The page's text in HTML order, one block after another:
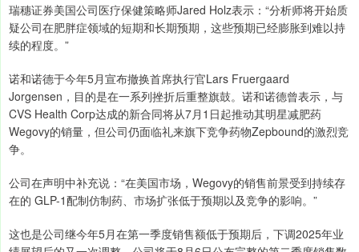
瑞穗证券美国公司医疗保健策略师Jared Holz表示：“分析师将开始质
疑公司在肥胖症领域的短期和长期预期，这些预期已经膨胀到难以持
续的程度。”
诺和诺德于今年5月宣布撤换首席执行官Lars Fruergaard
Jorgensen，目的是在一系列挫折后重整旗鼓。诺和诺德曾表示，与
CVS Health Corp达成的新合同将从7月1日起推动其明星减肥药
Wegovy的销量，但公司仍面临礼来旗下竞争药物Zepbound的激烈竞
争。
公司在声明中补充说：“在美国市场，Wegovy的销售前景受到持续存
在的 GLP-1配制仿制药、市场扩张低于预期以及竞争的影响。”
这也是公司继今年5月在第一季度销售额低于预期后，下调2025年业